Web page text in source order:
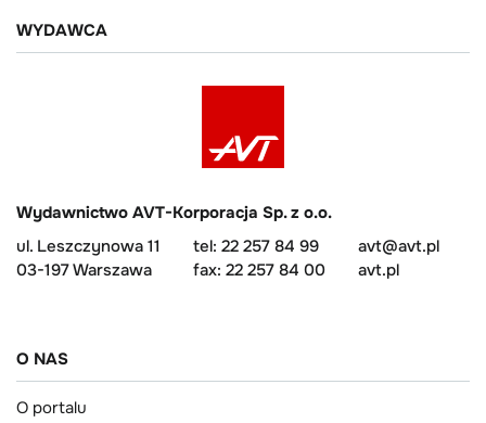
WYDAWCA
Wydawnictwo AVT-Korporacja Sp. z o.o.
ul. Leszczynowa 11
03-197 Warszawa
tel: 22 257 84 99
fax: 22 257 84 00
avt@avt.pl
avt.pl
O NAS
O portalu